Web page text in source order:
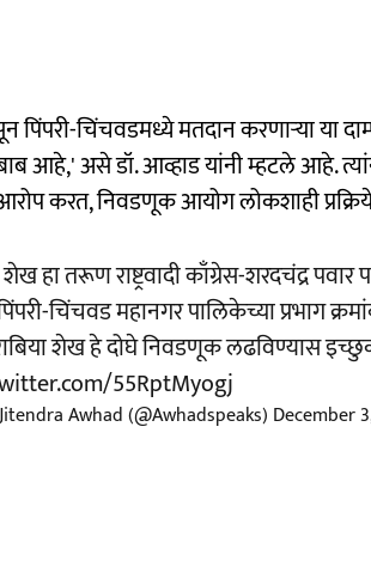
पिंपरी-चिंचवडमध्ये मतदान करणाऱ्या या
आहे,' असे डॉ. आव्हाड यांनी म्हटले आहे. त्यांनी
करत, निवडणूक आयोग लोकशाही
शेख हा तरूण राष्ट्रवादी काँग्रेस-शरदचंद्र
चिंचवड महानगर पालिकेच्या प्रभाग
शेख हे दोघे निवडणूक लढविण्यास
55RptMyogj
Awhad (@Awhadspeaks) December